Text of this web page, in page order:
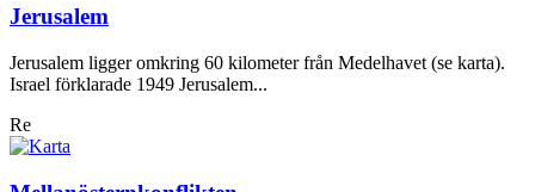
Jerusalem
Jerusalem ligger omkring 60 kilometer från Medelhavet (se karta).
Israel förklarade 1949 Jerusalem...
Re